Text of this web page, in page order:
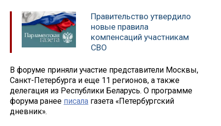
Правительство утвердило
новые правила
компенсаций участникам
СВО
В форуме приняли участие представители Москвы,
Санкт-Петербурга и еще 11 регионов, а также
делегация из Республики Беларусь. О программе
форума ранее писала газета «Петербургский
дневник».